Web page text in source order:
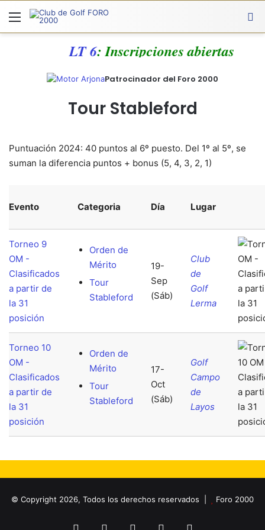
Menú
LT 6: Inscripciones abiertas
Patrocinador del Foro 2000
Tour Stableford
Puntuación 2024: 40 puntos al 6º puesto. Del 1º al 5º, se
suman la diferencia puntos + bonus (5, 4, 3, 2, 1)
Evento Categoria Día Lugar
Torneo 9
OM -
Clasificados
a partir de
la 31
posición
Orden de
Mérito
Tour
Stableford
19-
Sep
(Sáb)
Club
de
Golf
Lerma
Torneo 10
OM -
Clasificados
a partir de
la 31
posición
Orden de
Mérito
Tour
Stableford
17-
Oct
(Sáb)
Golf
Campo
de
Layos
© Copyright 2026, Todos los derechos reservados | Foro 2000